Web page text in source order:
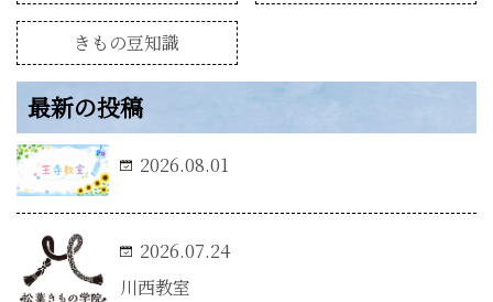
きもの豆知識
最新の投稿
2026.08.01
川西教室
2026.07.24